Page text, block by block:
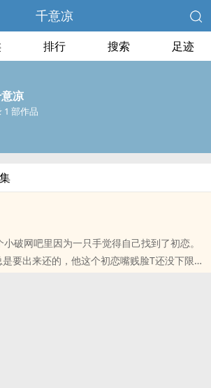
千意凉
排行 搜索 足迹
凉
1 部作品
破网吧里因为一只手觉得自己找到了初恋。
要出来还的，他这个初恋嘴贱脸T还没下限，